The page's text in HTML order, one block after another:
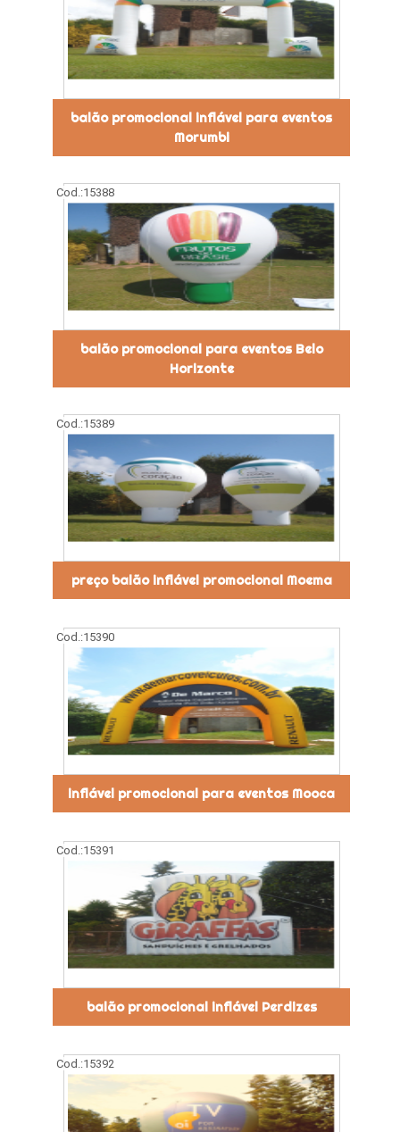
balão promocional inflável para eventos
Morumbi
Cod.:15388
balão promocional para eventos Belo
Horizonte
Cod.:15389
preço balão inflável promocional Moema
Cod.:15390
inflável promocional para eventos Mooca
Cod.:15391
balão promocional inflável Perdizes
Cod.:15392